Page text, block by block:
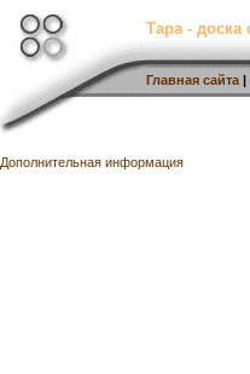
Тара - доска
Главная сайта |
Дополнительная информация